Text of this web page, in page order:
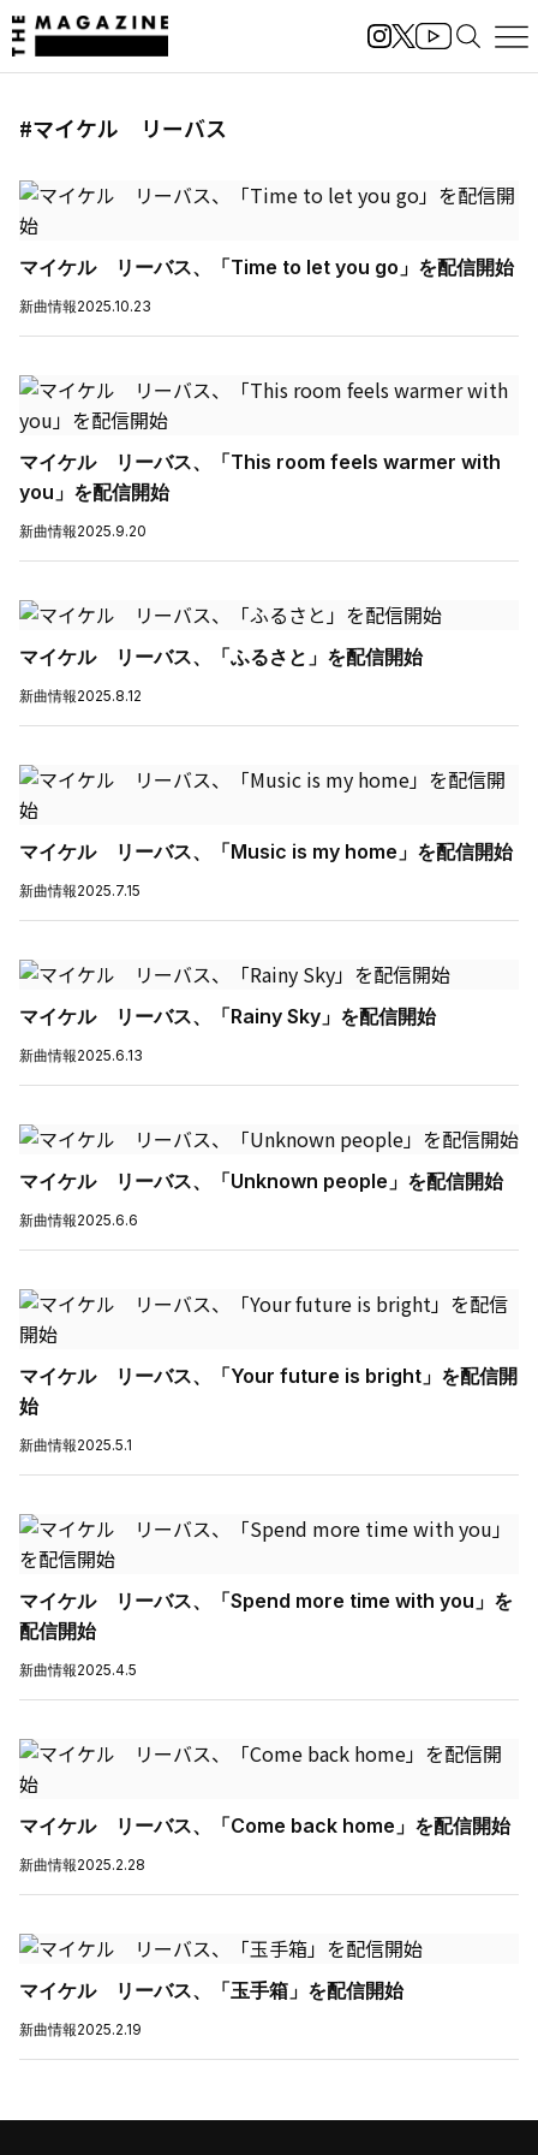
#マイケル リーバス
マイケル リーバス、「Time to let you go」を配信開始
新曲情報2025.10.23
マイケル リーバス、「This room feels warmer with
you」を配信開始
新曲情報2025.9.20
マイケル リーバス、「ふるさと」を配信開始
新曲情報2025.8.12
マイケル リーバス、「Music is my home」を配信開始
新曲情報2025.7.15
マイケル リーバス、「Rainy Sky」を配信開始
新曲情報2025.6.13
マイケル リーバス、「Unknown people」を配信開始
新曲情報2025.6.6
マイケル リーバス、「Your future is bright」を配信開
始
新曲情報2025.5.1
マイケル リーバス、「Spend more time with you」を
配信開始
新曲情報2025.4.5
マイケル リーバス、「Come back home」を配信開始
新曲情報2025.2.28
マイケル リーバス、「玉手箱」を配信開始
新曲情報2025.2.19